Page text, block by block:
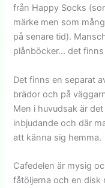
från Happy Socks
märke men som
på senare tid).
plånböcker… det
Det finns en separat
brädor och på
Men i huvudsak är
inbjudande och där
att känna sig hemma.
Cafedelen är mysig
fåtöljerna och en